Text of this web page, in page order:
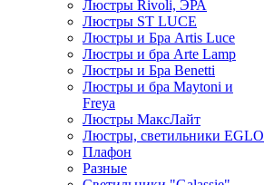
Люстры Rivoli, ЭРА
Люстры ST LUCE
Люстры и Бра Artis Luce
Люстры и бра Arte Lamp
Люстры и Бра Benetti
Люстры и бра Maytoni и
Freya
Люстры МаксЛайт
Люстры, светильники EGLO
Плафон
Разные